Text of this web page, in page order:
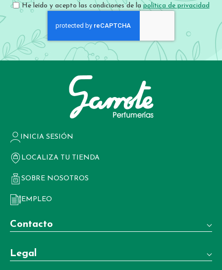
Newsletter:
He leído y acepto las condiciones de la política de privacidad
INICIA SESIÓN
LOCALIZA TU TIENDA
SOBRE NOSOTROS
EMPLEO
Contacto
Teléfono:
+34 981 22 97 83
Legal